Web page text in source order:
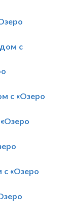
с
с «Озеро
с «Озеро